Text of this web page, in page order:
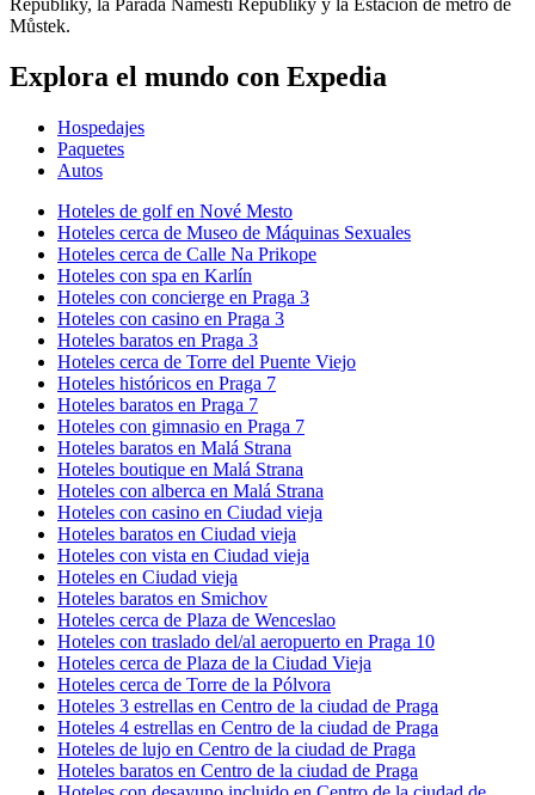
Republiky, la Parada Náměstí Republiky y la Estación de metro de
Můstek.
Explora el mundo con Expedia
Hospedajes
Paquetes
Autos
Hoteles de golf en Nové Mesto
Hoteles cerca de Museo de Máquinas Sexuales
Hoteles cerca de Calle Na Prikope
Hoteles con spa en Karlín
Hoteles con concierge en Praga 3
Hoteles con casino en Praga 3
Hoteles baratos en Praga 3
Hoteles cerca de Torre del Puente Viejo
Hoteles históricos en Praga 7
Hoteles baratos en Praga 7
Hoteles con gimnasio en Praga 7
Hoteles baratos en Malá Strana
Hoteles boutique en Malá Strana
Hoteles con alberca en Malá Strana
Hoteles con casino en Ciudad vieja
Hoteles baratos en Ciudad vieja
Hoteles con vista en Ciudad vieja
Hoteles en Ciudad vieja
Hoteles baratos en Smichov
Hoteles cerca de Plaza de Wenceslao
Hoteles con traslado del/al aeropuerto en Praga 10
Hoteles cerca de Plaza de la Ciudad Vieja
Hoteles cerca de Torre de la Pólvora
Hoteles 3 estrellas en Centro de la ciudad de Praga
Hoteles 4 estrellas en Centro de la ciudad de Praga
Hoteles de lujo en Centro de la ciudad de Praga
Hoteles baratos en Centro de la ciudad de Praga